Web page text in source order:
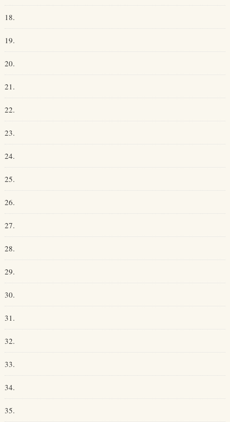
18.
19.
20.
21.
22.
23.
24.
25.
26.
27.
28.
29.
30.
31.
32.
33.
34.
35.